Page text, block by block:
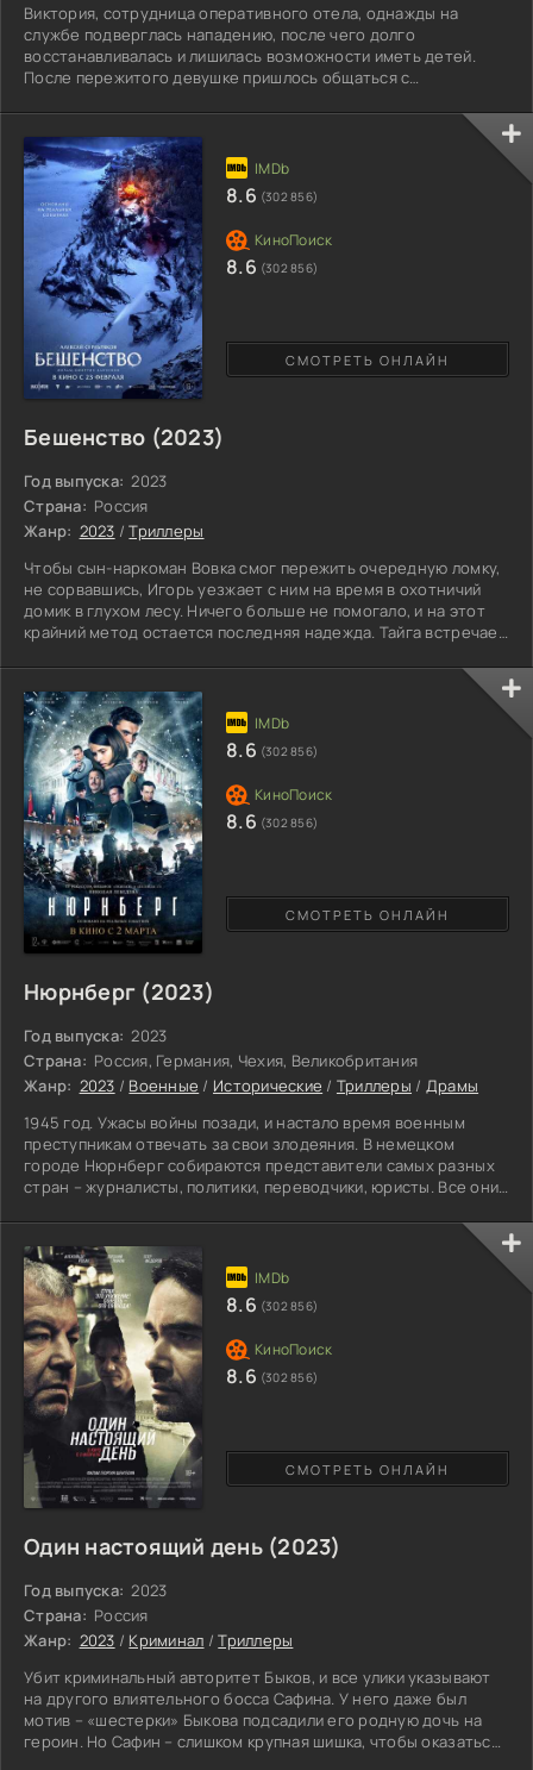
Виктория, сотрудница оперативного отела, однажды на
службе подверглась нападению, после чего долго
восстанавливалась и лишилась возможности иметь детей.
После пережитого девушке пришлось общаться с
нечто большее. Со временем пара все же начала
задумываться о ребенке. В приюте супруги замечают девочку
Дашу, которая потеряла родителей во время пожара, и
решают взять ее к себе на выходные. Но довольно быстро
Вика начинает замечать странное
Бешенство (2023)
Год выпуска: 2023
Страна: Россия
Жанр: 2023 /Триллеры
Чтобы сын-наркоман Вовка смог пережить очередную ломку,
не сорвавшись, Игорь уезжает с ним на время в охотничий
домик в глухом лесу. Ничего больше не помогало, и на этот
крайний метод остается последняя надежда. Тайга встречает
зверей, против которых предусмотрены меры безопасности.
Однако вскоре волк расправляется с одним из местных, и все
замечают, что животные ведут себя странно – нападают
посреди бела дня, давят и бросают жертву. Такое
СМОТРЕТЬ ОНЛАЙН
8.6 (302 856)
8.6 (302 856)
Нюрнберг (2023)
Год выпуска: 2023
Страна: Россия, Германия, Чехия, Великобритания
Жанр: 2023 / Военные / Исторические / Триллеры / Драмы
1945 год. Ужасы войны позади, и настало время военным
преступникам отвечать за свои злодеяния. В немецком
городе Нюрнберг собираются представители самых разных
стран – журналисты, политики, переводчики, юристы. Все они
на скамье подсудимых находятся высшие чины фашистской
Германии, которые вины своей не признают. В составе
советской делегации едет Игорь Волгин, который сам прошел
Великую Отечественную войну от и до и имеет множество
СМОТРЕТЬ ОНЛАЙН
8.6 (302 856)
8.6 (302 856)
Один настоящий день (2023)
Год выпуска: 2023
Страна: Россия
Жанр: 2023 / Криминал /Триллеры
Убит криминальный авторитет Быков, и все улики указывают
на другого влиятельного босса Сафина. У него даже был
мотив – «шестерки» Быкова подсадили его родную дочь на
героин. Но Сафин – слишком крупная шишка, чтобы оказаться
СМОТРЕТЬ ОНЛАЙН
8.6 (302 856)
8.6 (302 856)